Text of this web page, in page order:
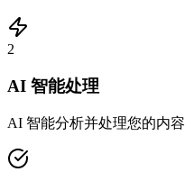
2
AI 智能处理
AI 智能分析并处理您的内容